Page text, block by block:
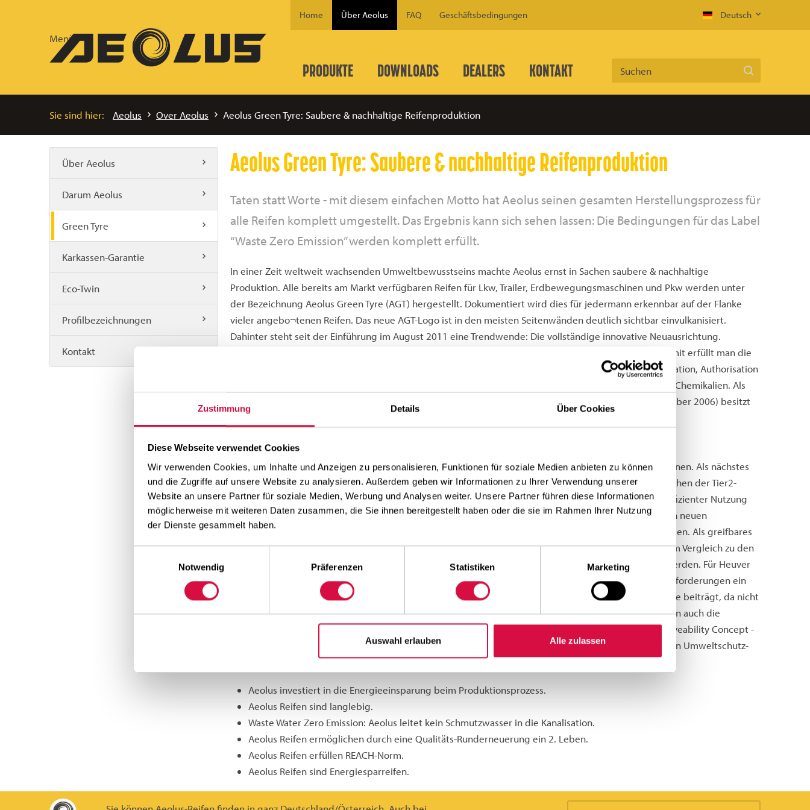
Zustimmung Details Über Cookies
Diese Webseite verwendet Cookies
Wir verwenden Cookies, um Inhalte und Anzeigen zu personalisieren, Funktionen für soziale Medien anbieten zu können
und die Zugriffe auf unsere Website zu analysieren. Außerdem geben wir Informationen zu Ihrer Verwendung unserer
Website an unsere Partner für soziale Medien, Werbung und Analysen weiter. Unsere Partner führen diese Informationen
möglicherweise mit weiteren Daten zusammen, die Sie ihnen bereitgestellt haben oder die sie im Rahmen Ihrer Nutzung
der Dienste gesammelt haben.
Notwendig
Präferenzen Statistiken Marketing
Auswahl erlauben Alle zulassen
Menü
PRODUKTE DOWNLOADS DEALERS KONTAKT Suchen
Home Über Aeolus FAQ Geschäftsbedingungen Deutsch
Sie sind hier: Aeolus Over Aeolus Aeolus Green Tyre: Saubere & nachhaltige Reifenproduktion
Über Aeolus
Darum Aeolus
Green Tyre
Karkassen-Garantie
Eco-Twin
Profilbezeichnungen
Kontakt
Aeolus Green Tyre: Saubere & nachhaltige Reifenproduktion
Taten statt Worte - mit diesem einfachen Motto hat Aeolus seinen gesamten Herstellungsprozess für
alle Reifen komplett umgestellt. Das Ergebnis kann sich sehen lassen: Die Bedingungen für das Label
“Waste Zero Emission” werden komplett erfüllt.
In einer Zeit weltweit wachsenden Umweltbewusstseins machte Aeolus ernst in Sachen saubere & nachhaltige
Produktion. Alle bereits am Markt verfügbaren Reifen für Lkw, Trailer, Erdbewegungsmaschinen und Pkw werden unter
der Bezeichnung Aeolus Green Tyre (AGT) hergestellt. Dokumentiert wird dies für jedermann erkennbar auf der Flanke
vieler angebo¬tenen Reifen. Das neue AGT-Logo ist in den meisten Seitenwänden deutlich sichtbar einvulkanisiert.
Dahinter steht seit der Einführung im August 2011 eine Trendwende: Die vollständige innovative Neuausrichtung.
Beginnend mit den Rohmaterialien, über die Produktionsprozesse bis hin zum Abfall-Management. Damit erfüllt man die
aktuellen Anforderungen, wie das euro¬päische REACH-Programm (REACH steht für Registration, Evaluation, Authorisation
and Restriction of Chemicals). Also für die Registrierung, Bewertung, Zulassung und Beschränkung von Chemikalien. Als
EU-Verordnung (konkret: EG Nr. 1907/2006 des Europäischen Parlaments und des Rates vom 18. Dezember 2006) besitzt
REACH gleichermaßen und unmittelbar in allen Mitgliedstaaten seit dem 01.06.2007 Gültigkeit.
Aeolus - zukunftsorientiert
Als führendes Unternehmen bekennt sich Aeolus damit zu seiner Verantwortung für künftige Generationen. Als nächstes
Ziel sollen in den nächsten Jahren die bekannt ehrgeizigen Bedingungen erfüllt werden, die zum Erreichen der Tier2-
Auszeichnung notwendig sind. Die Reifen selbst werden komplett ohne giftige Komponenten unter effizienter Nutzung
des Rohmaterials herge¬stellt. Hinzu kommt, dass die im Rahmen dieser Neu-Ausrichtung eingeführten neuen
Technologien zu einer signifikanten (um fast ein Viertel) Verringerung des Rollwiderstandes geführt haben. Als greifbares
Ergebnis führte dies zu einer deutlichen Reduzierung des Kraftstoffverbrauchs um bis zu fünf Prozent im Vergleich zu den
Vorgänger-Modellen. Außerdem konnte damit eine deutliche Verringerung des Lärmpegels erreicht werden. Für Heuver
als verantwortlicher Importeur in Europa ist “grüne” Produktion unter diesen strengen Umweltschutzanforderungen ein
ganz entschei¬dender Faktor. Man ist sich sicher, dass dies ganz wesentlich zu einer Stärkung der Marke beiträgt, da nicht
viele Unternehmen der Reifenbranche eine “grüne Produktion” gewährleisten können. Außerdem leisten auch die
Karkassen-Ankauf-Garantie, das Eco-Twin genannte Heißrunderneuerungsverfahren und das Aeolus Driveability Concept -
die Kombination von neuen und runderneuten Reifen - ihren ergänzenden Beitrag zu einer umfassenden Umweltschutz-
und Nachhaltigkeits-Strategie des Unternehmens als auch der Marke.
Aeolus investiert in die Energieeinsparung beim Produktionsprozess.
Aeolus Reifen sind langlebig.
Waste Water Zero Emission: Aeolus leitet kein Schmutzwasser in die Kanalisation.
Aeolus Reifen ermöglichen durch eine Qualitäts-Runderneuerung ein 2. Leben.
Aeolus Reifen erfüllen REACH-Norm.
Aeolus Reifen sind Energiesparreifen.